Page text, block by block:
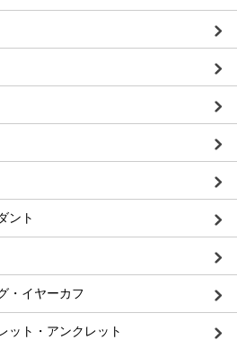
ント
・イヤーカフ
ット・アンクレット